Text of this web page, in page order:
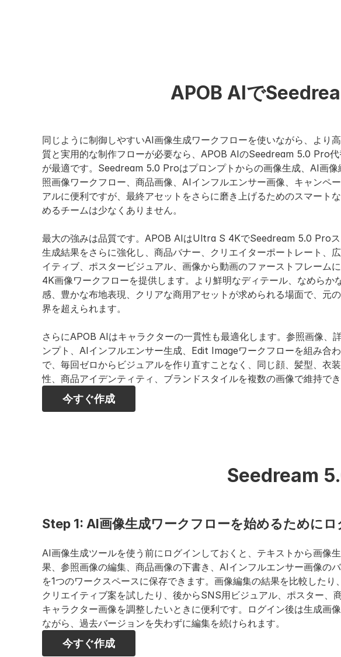
APOB AIで
同じように制御しやすいAI画像生成ワークフローを使いながら、より
質と実用的な制作フローが必要なら、APOB AIのSeedream 5.0 Pro
が最適です。Seedream 5.0 Proはプロンプトからの画像生成、AI画像
照画像ワークフロー、商品画像、AIインフルエンサー画像、キャンペ
アルに便利ですが、最終アセットをさらに磨き上げるためのスマート
めるチームは少なくありません。
最大の強みは品質です。APOB AIはUltra S 4KでSeedream 5.0 Pro
生成結果をさらに強化し、商品バナー、クリエイターポートレート、
イティブ、ポスタービジュアル、画像から動画のファーストフレーム
4K画像ワークフローを提供します。より鮮明なディテール、なめらか
感、豊かな布地表現、クリアな商用アセットが求められる場面で、元
界を超えられます。
さらにAPOB AIはキャラクターの一貫性も最適化します。参照画像、
ンプト、AIインフルエンサー生成、Edit Imageワークフローを組み合
で、毎回ゼロからビジュアルを作り直すことなく、同じ顔、髪型、衣
性、商品アイデンティティ、ブランドスタイルを複数の画像で維持でき
今すぐ作成
Seedream
Step 1: AI画像生成ワークフローを始めるためにロ
AI画像生成ツールを使う前にログインしておくと、テキストから画像
果、参照画像の編集、商品画像の下書き、AIインフルエンサー画像の
を1つのワークスペースに保存できます。画像編集の結果を比較したり
クリエイティブ案を試したり、後からSNS用ビジュアル、ポスター、商
キャラクター画像を調整したいときに便利です。ログイン後は生成画
ながら、過去バージョンを失わずに編集を続けられます。
今すぐ作成